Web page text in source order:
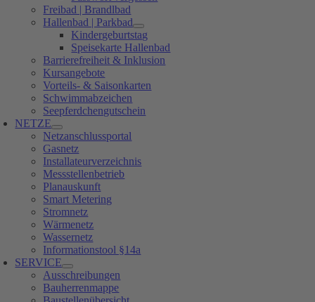
Freibad | Brandlbad
Hallenbad | Parkbad
Kindergeburtstag
Speisekarte Hallenbad
Barrierefreiheit & Inklusion
Kursangebote
Vorteils- & Saisonkarten
Schwimmabzeichen
Seepferdchengutschein
NETZE
Netzanschlussportal
Gasnetz
Installateurverzeichnis
Messstellenbetrieb
Planauskunft
Smart Metering
Stromnetz
Wärmenetz
Wassernetz
Informationstool §14a
SERVICE
Ausschreibungen
Bauherrenmappe